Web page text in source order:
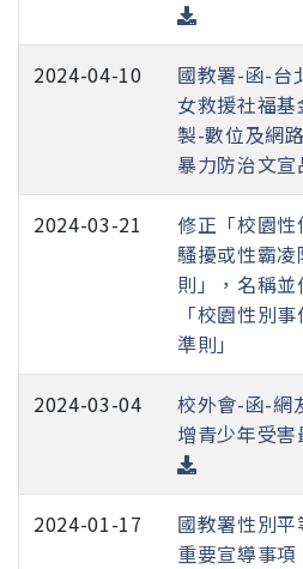
2024-04-10
國教署-函-台
女救援社福基
製-數位及網
暴力防治文
2024-03-21
修正「校園性
騷擾或性霸凌
則」，名稱並
「校園性別
準則」
2024-03-04
校外會-函-網
增青少年受害
2024-01-17
國教署性別平
重要宣導事項